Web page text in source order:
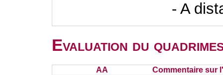
- A
Evaluation du
AA Commentaire sur